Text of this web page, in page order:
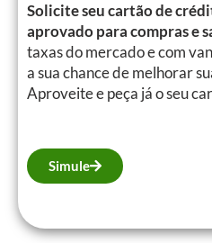
Solicite seu cartão de
aprovado para compras e
taxas do mercado e com
a sua chance de melhorar
Aproveite e peça já o seu
Simule